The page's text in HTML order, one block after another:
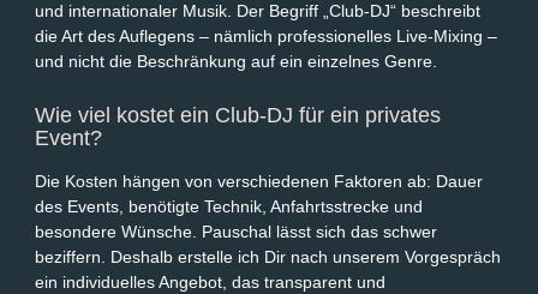
und internationaler Musik. Der Begriff „Club-DJ“ beschreibt
die Art des Auflegens – nämlich professionelles Live-Mixing –
und nicht die Beschränkung auf ein einzelnes Genre.
Wie viel kostet ein Club-DJ für ein privates
Event?
Die Kosten hängen von verschiedenen Faktoren ab: Dauer
des Events, benötigte Technik, Anfahrtsstrecke und
besondere Wünsche. Pauschal lässt sich das schwer
beziffern. Deshalb erstelle ich Dir nach unserem Vorgespräch
ein individuelles Angebot, das transparent und